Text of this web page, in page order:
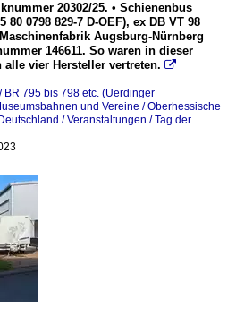
20302/25. • Schienenbus
80 0798 829-7 D-OEF), ex DB VT 98
Augsburg-Nürnberg
146611. So waren in dieser
vier Hersteller vertreten. 
795 bis 798 etc. (Uerdinger
und Vereine / Oberhessische
/ Veranstaltungen / Tag der